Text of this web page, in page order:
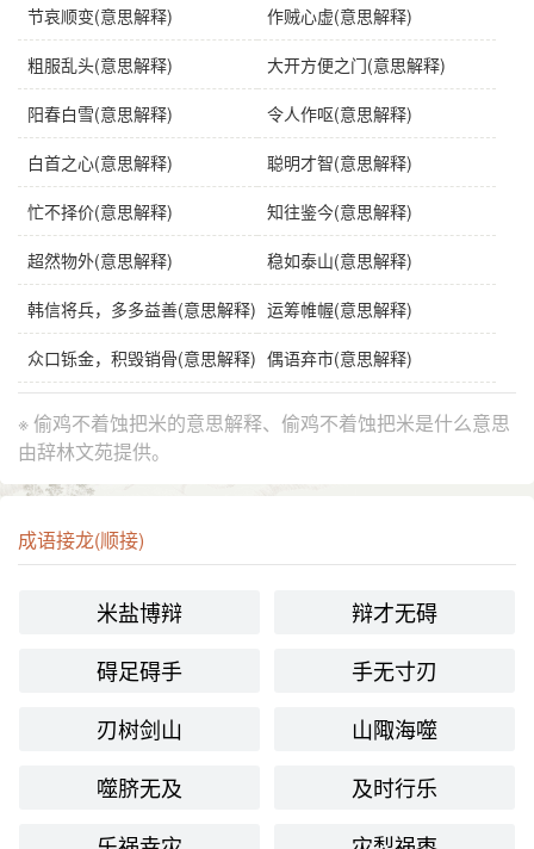
字义分解
tōu
偷
jī
鸡
bù fǒu
不
zhuó zháo zhāo zhe
着
shí
蚀
bǎ bà
把
mǐ
节哀顺变(意思解释) 作贼心虚(意思解释)
粗服乱头(意思解释) 大开方便之门(意思解释)
阳春白雪(意思解释) 令人作呕(意思解释)
白首之心(意思解释) 聪明才智(意思解释)
忙不择价(意思解释) 知往鉴今(意思解释)
超然物外(意思解释) 稳如泰山(意思解释)
韩信将兵，多多益善(意思解释) 运筹帷幄(意思解释)
众口铄金，积毁销骨(意思解释) 偶语弃市(意思解释)
※ 偷鸡不着蚀把米的意思解释、偷鸡不着蚀把米是什么意思
由辞林文苑提供。
成语接龙(顺接)
米盐博辩
辩才无碍
碍足碍手
手无寸刃
刃树剑山
山陬海噬
噬脐无及
及时行乐